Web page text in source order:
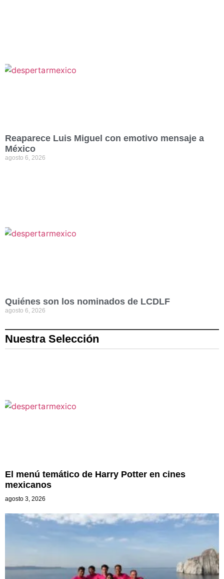
Reaparece Luis Miguel con emotivo mensaje a
México
agosto 6, 2026
Quiénes son los nominados de LCDLF
agosto 6, 2026
Nuestra Selección
El menú temático de Harry Potter en cines
mexicanos
agosto 3, 2026